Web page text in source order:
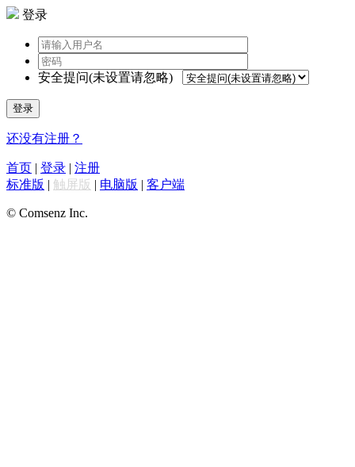
登录
安全提问(未设置请忽略)
登录
还没有注册？
首页 | 登录 | 注册
标准版 | 触屏版 | 电脑版 | 客户端
© Comsenz Inc.